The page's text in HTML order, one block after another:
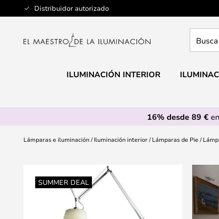
Distribuidor autorizado
Ir
al
aquí
ILUMINACIÓN INTERIOR
16% desde 89 €
Lámparas e iluminación Iluminación interior Lámparas de Pie
SUMMER DEAL